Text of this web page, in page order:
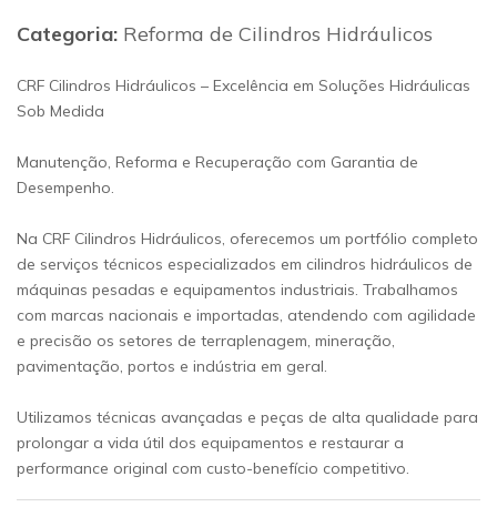
Categoria: Reforma de Cilindros Hidráulicos
CRF Cilindros Hidráulicos – Excelência em Soluções Hidráulicas
Sob Medida
Manutenção, Reforma e Recuperação com Garantia de
Desempenho.
Na CRF Cilindros Hidráulicos, oferecemos um portfólio completo
de serviços técnicos especializados em cilindros hidráulicos de
máquinas pesadas e equipamentos industriais. Trabalhamos
com marcas nacionais e importadas, atendendo com agilidade
e precisão os setores de terraplenagem, mineração,
pavimentação, portos e indústria em geral.
Utilizamos técnicas avançadas e peças de alta qualidade para
prolongar a vida útil dos equipamentos e restaurar a
performance original com custo-benefício competitivo.